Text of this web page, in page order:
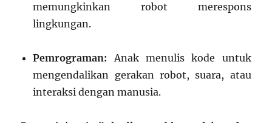
memungkinkan robot merespons
lingkungan.
Pemrograman: Anak menulis kode untuk
mengendalikan gerakan robot, suara, atau
interaksi dengan manusia.